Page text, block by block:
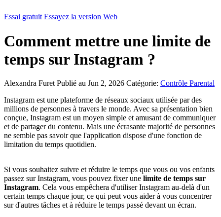
Essai gratuit Essayez la version Web
Comment mettre une limite de
temps sur Instagram ?
Alexandra Furet Publié au Jun 2, 2026 Catégorie: Contrôle Parental
Instagram est une plateforme de réseaux sociaux utilisée par des
millions de personnes à travers le monde. Avec sa présentation bien
conçue, Instagram est un moyen simple et amusant de communiquer
et de partager du contenu. Mais une écrasante majorité de personnes
ne semble pas savoir que l'application dispose d'une fonction de
limitation du temps quotidien.
Si vous souhaitez suivre et réduire le temps que vous ou vos enfants
passez sur Instagram, vous pouvez fixer une limite de temps sur
Instagram. Cela vous empêchera d'utiliser Instagram au-delà d'un
certain temps chaque jour, ce qui peut vous aider à vous concentrer
sur d'autres tâches et à réduire le temps passé devant un écran.